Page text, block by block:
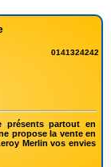
0141324242
présents partout en
propose la vente en
Merlin vos envies